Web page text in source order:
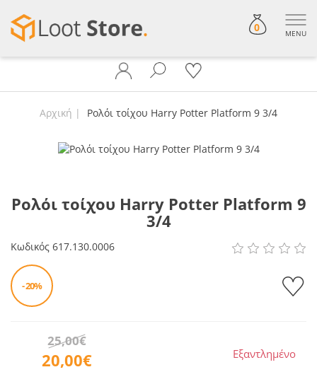
0 MENU
Αρχική Ρολόι τοίχου Harry Potter Platform 9 3/4
Ρολόι τοίχου Harry Potter Platform 9
3/4
Κωδικός 617.130.0006
- 20%
20,00€
25,00€
Εξαντλημένο